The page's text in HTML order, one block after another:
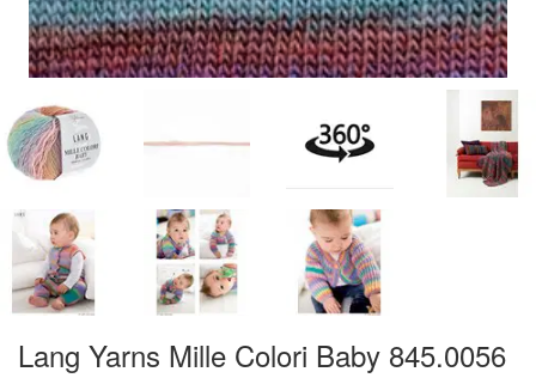
Lang Yarns Mille Colori Baby 845.0056